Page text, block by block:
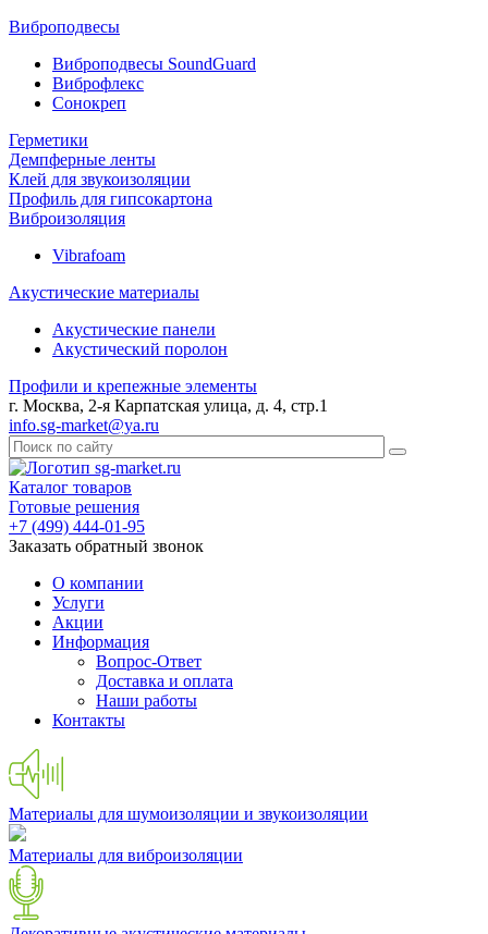
Виброподвесы
Виброподвесы SoundGuard
Виброфлекс
Сонокреп
Герметики
Демпферные ленты
Клей для звукоизоляции
Профиль для гипсокартона
Виброизоляция
Vibrafoam
Акустические материалы
Акустические панели
Акустический поролон
Профили и крепежные элементы
г. Москва, 2-я Карпатская улица, д. 4, стр.1
info.sg-market@ya.ru
Каталог товаров
Готовые решения
+7 (499) 444-01-95
Заказать обратный звонок
О компании
Услуги
Акции
Информация
Вопрос-Ответ
Доставка и оплата
Наши работы
Контакты
Материалы для шумоизоляции и звукоизоляции
Материалы для виброизоляции